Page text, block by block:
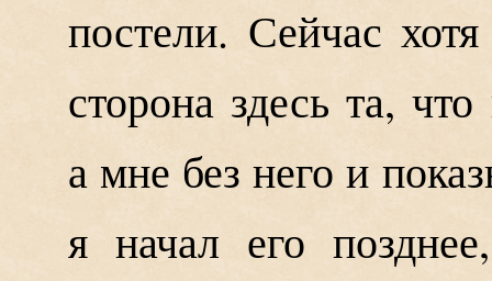
постели. Сейчас
сторона здесь та,
а мне без него и
я начал его